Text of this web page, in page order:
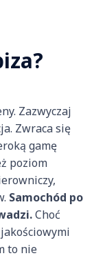
Zazwyczaj
Zwraca się
gamę
poziom
Samochód po
Choć
to nie